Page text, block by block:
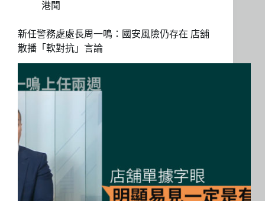
港聞
新任警務處處長周一鳴：國安風險仍存在 店舖
散播「軟對抗」言論